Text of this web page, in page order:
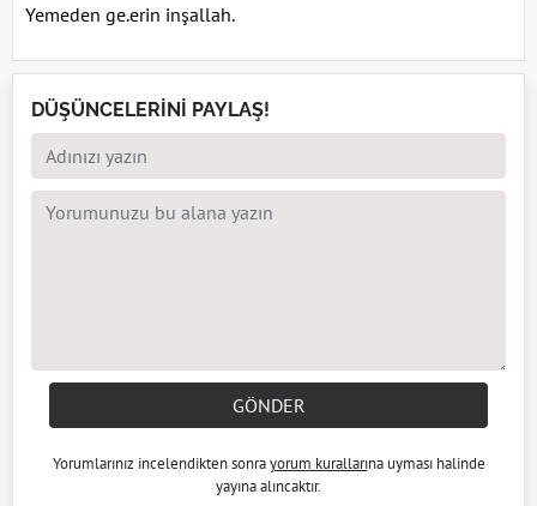
Yemeden ge.erin inşallah.
DÜŞÜNCELERİNİ PAYLAŞ!
GÖNDER
Yorumlarınız incelendikten sonrayorum kurallarına uyması halinde
yayına alıncaktır.